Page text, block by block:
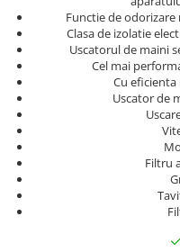
Functie de
Clasa de izolatie
Uscatorul de maini
Cel mai
Cu
Uscator de
Filtru